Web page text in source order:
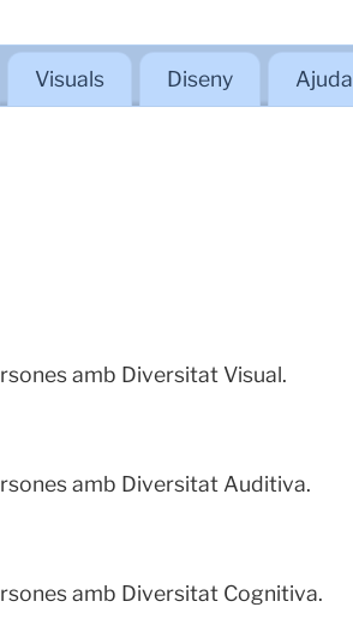
Visuals Diseny Ajuda
amb Diversitat Visual.
amb Diversitat Auditiva.
amb Diversitat Cognitiva.